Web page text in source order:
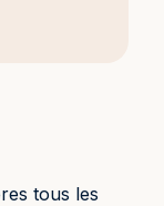
tous les